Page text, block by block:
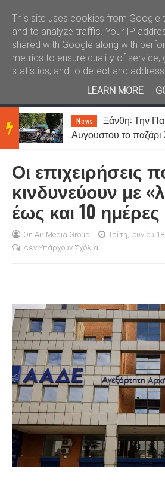
Καλώς ήλθατε
BRE
AKIN
NEW
News
Ξάνθη: Την
Αυγούστου το
Οι επιχειρήσεις
κινδυνεύουν με
έως και 10 ημέρες
On Air Media Group
Τρίτη, Ιουνίου
Δεν Υπάρχουν Σχόλια
This site uses cookies from Google
and to analyze traffic. Your IP
shared with Google along with
metrics to ensure quality of service,
statistics, and to detect and
LEARN MORE